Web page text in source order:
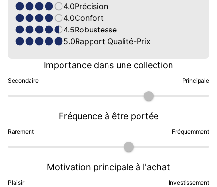
4.0Précision
4.0Confort
4.5Robustesse
5.0Rapport Qualité-Prix
Secondaire
Importance dans une collection
Principale
Rarement
Fréquence à être portée
Fréquemment
Plaisir
Motivation principale à l'achat
Investissement